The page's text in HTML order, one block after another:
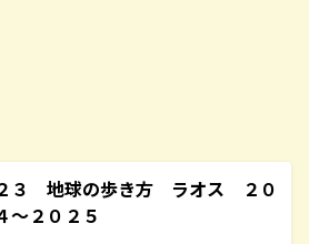
３ 地球の歩き方 ラオス ２０
～２０２５